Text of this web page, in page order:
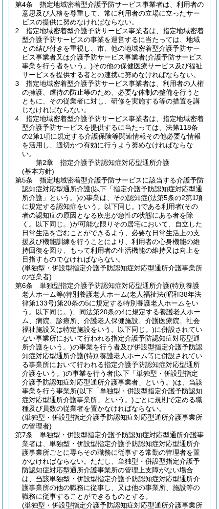
第4条
指定地域密着型介護予防サービス事業者は、利用者の
意思及び人格を尊重して、常に利用者の立場に立ったサー
ビスの提供に努めなければならない。
2
指定地域密着型介護予防サービス事業者は、指定地域密着
型介護予防サービスの事業を運営するに当たっては、地域
との結び付きを重視し、市、他の地域密着型介護予防サー
ビス事業者又は介護予防サービス事業者(介護予防サービス
事業を行う者をいう。)その他の保健医療サービス及び福祉
サービスを提供する者との連携に努めなければならない。
3
指定地域密着型介護予防サービス事業者は、利用者の人権
の擁護、虐待の防止等のため、必要な体制の整備を行うと
ともに、その従業者に対し、研修を実施する等の措置を講
じなければならない。
4
指定地域密着型介護予防サービス事業者は、指定地域密着
型介護予防サービスを提供するに当たっては、法第118条
の2第1項に規定する介護保険等関連情報その他必要な情報
を活用し、適切かつ有効に行うよう努めなければならな
い。
第2章
指定介護予防認知症対応型通所介護
(基本方針)
第5条
指定地域密着型介護予防サービスに該当する介護予防
認知症対応型通所介護(以下「指定介護予防認知症対応型通
所介護」という。)の事業は、その認知症(法第5条の2第1項
に規定する認知症をいう。以下同じ。)である利用者(その
者の認知症の原因となる疾患が急性の状態にある者を除
く。以下同じ。)が可能な限りその居宅において、自立した
日常生活を営むことができるよう、必要な日常生活上の支
援及び機能訓練を行うことにより、利用者の心身機能の維
持回復を図り、もって利用者の生活機能の維持又は向上を
目指すものでなければならない。
(単独型・併設型指定介護予防認知症対応型通所介護事業所
の従業者)
第6条
単独型指定介護予防認知症対応型通所介護(特別養護
老人ホーム等(特別養護老人ホーム(老人福祉法(昭和38年法
律第133号)第20条の5に規定する特別養護老人ホームをい
う。以下同じ。) 、同法第20条の4に規定する養護老人ホー
ム、病院、診療所、介護老人保健施設、介護医療院、社会
福祉施設又は特定施設をいう。以下同じ。)に併設されてい
ない事業所において行われる指定介護予防認知症対応型通
所介護をいう。)の事業を行う者及び併設型指定介護予防認
知症対応型通所介護(特別養護老人ホーム等に併設されてい
る事業所において行われる指定介護予防認知症対応型通所
介護をいう。)の事業を行う者(以下「単独型・併設型指定
介護予防認知症対応型通所介護事業者」という。)は、当該
事業を行う事業所(以下「単独型・併設型指定介護予防認知
症対応型通所介護事業所」という。)ごとに規則で定める職
種及び員数の従業者を置かなければならない。
(単独型・併設型指定介護予防認知症対応型通所介護事業所
の管理者)
第7条
単独型・併設型指定介護予防認知症対応型通所介護事
業者は、単独型・併設型指定介護予防認知症対応型通所介
護事業所ごとに専らその職務に従事する常勤の管理者を置
かなければならない。 ただし、単独型・併設型指定介護予
防認知症対応型通所介護事業所の管理上支障がない場合
は、当該単独型・併設型指定介護予防認知症対応型通所介
護事業所の他の職務に従事し、又は他の事業所、施設等の
職務に従事することができるものとする。
(単独型・併設型指定介護予防認知症対応型通所介護事業所